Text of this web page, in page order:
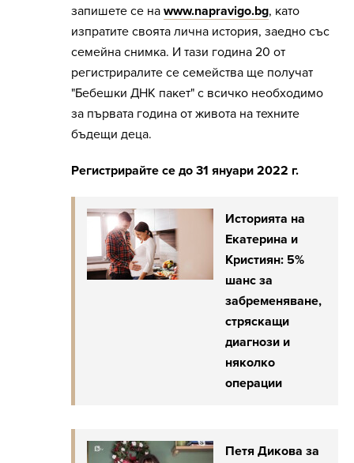
запишете се на www.napravigo.bg, като
изпратите своята лична история, заедно със
семейна снимка. И тази година 20 от
регистриралите се семейства ще получат
"Бебешки ДНК пакет" с всичко необходимо
за първата година от живота на техните
бъдещи деца.
Регистрирайте се до 31 януари 2022 г.
Историята на
Екатерина и
Кристиян: 5%
шанс за
забременяване,
стряскащи
диагнози и
няколко
операции
Петя Дикова за